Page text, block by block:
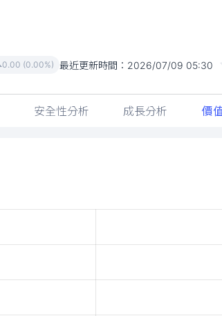
0.00 (0.00%) 最近更新時間： 2026/07/09 05:30
安全性分析 成長分析 價